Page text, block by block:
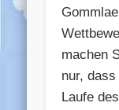
machen
nur,
Laufe